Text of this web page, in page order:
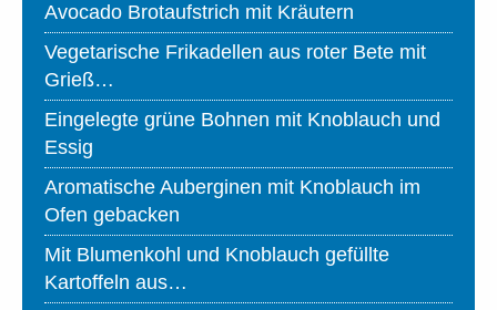
Avocado Brotaufstrich mit Kräutern
Vegetarische Frikadellen aus roter Bete mit
Grieß…
Eingelegte grüne Bohnen mit Knoblauch und
Essig
Aromatische Auberginen mit Knoblauch im
Ofen gebacken
Mit Blumenkohl und Knoblauch gefüllte
Kartoffeln aus…